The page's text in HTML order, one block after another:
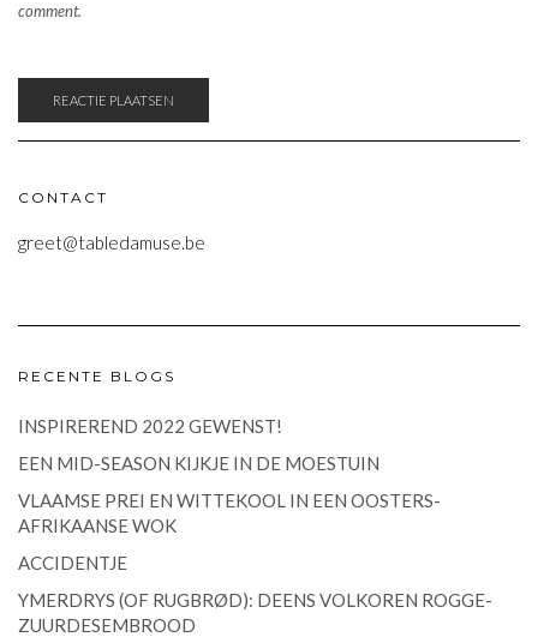
comment.
CONTACT
greet@tabledamuse.be
RECENTE BLOGS
INSPIREREND 2022 GEWENST!
EEN MID-SEASON KIJKJE IN DE MOESTUIN
VLAAMSE PREI EN WITTEKOOL IN EEN OOSTERS-
AFRIKAANSE WOK
ACCIDENTJE
YMERDRYS (OF RUGBRØD): DEENS VOLKOREN ROGGE-
ZUURDESEMBROOD